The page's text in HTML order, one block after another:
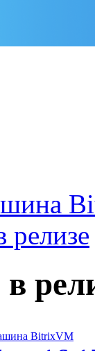
BitrixVM